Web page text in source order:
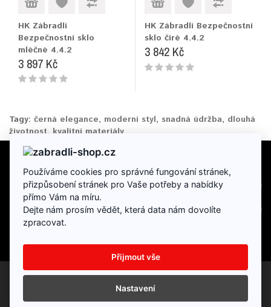
HK Zábradlí
Bezpečnostní sklo
mléčné 4.4.2
3 897 Kč
HK Zábradlí Bezpečnostní
sklo čiré 4.4.2
3 842 Kč
Tagy: černá elegance, moderní styl, snadná údržba, dlouhá
životnost, kvalitní materiály
INFORMACE
DOPLŇKY
Partneský program
Reklamace
Mapa stránek
Napište nám
Používáme cookies pro správné fungování stránek,
přizpůsobení stránek pro Vaše potřeby a nabídky
přímo Vám na míru.
Dejte nám prosím vědět, která data nám dovolíte
zpracovat.
Přijmout vše
Nastavení